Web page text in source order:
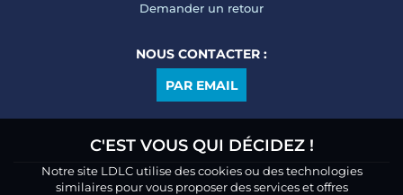
Demander un retour
NOUS CONTACTER :
PAR EMAIL
C'EST VOUS QUI DÉCIDEZ !
Notre site LDLC utilise des cookies ou des technologies
similaires pour vous proposer des services et offres